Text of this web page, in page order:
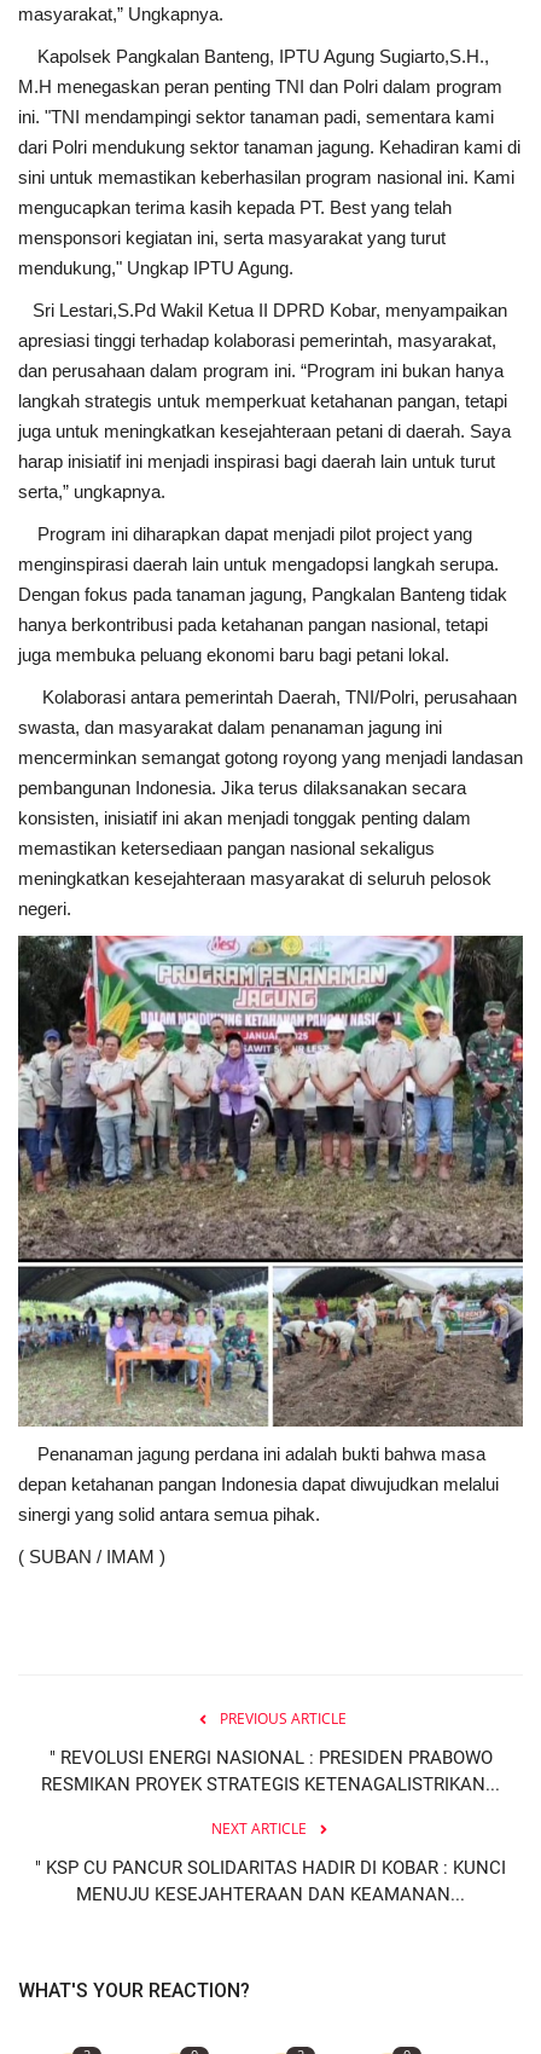
masyarakat,” Ungkapnya.
Kapolsek Pangkalan Banteng, IPTU Agung Sugiarto,S.H.,
M.H menegaskan peran penting TNI dan Polri dalam program
ini. "TNI mendampingi sektor tanaman padi, sementara kami
dari Polri mendukung sektor tanaman jagung. Kehadiran kami di
sini untuk memastikan keberhasilan program nasional ini. Kami
mengucapkan terima kasih kepada PT. Best yang telah
mensponsori kegiatan ini, serta masyarakat yang turut
mendukung," Ungkap IPTU Agung.
Sri Lestari,S.Pd Wakil Ketua II DPRD Kobar, menyampaikan
apresiasi tinggi terhadap kolaborasi pemerintah, masyarakat,
dan perusahaan dalam program ini. “Program ini bukan hanya
langkah strategis untuk memperkuat ketahanan pangan, tetapi
juga untuk meningkatkan kesejahteraan petani di daerah. Saya
harap inisiatif ini menjadi inspirasi bagi daerah lain untuk turut
serta,” ungkapnya.
Program ini diharapkan dapat menjadi pilot project yang
menginspirasi daerah lain untuk mengadopsi langkah serupa.
Dengan fokus pada tanaman jagung, Pangkalan Banteng tidak
hanya berkontribusi pada ketahanan pangan nasional, tetapi
juga membuka peluang ekonomi baru bagi petani lokal.
Kolaborasi antara pemerintah Daerah, TNI/Polri, perusahaan
swasta, dan masyarakat dalam penanaman jagung ini
mencerminkan semangat gotong royong yang menjadi landasan
pembangunan Indonesia. Jika terus dilaksanakan secara
konsisten, inisiatif ini akan menjadi tonggak penting dalam
memastikan ketersediaan pangan nasional sekaligus
meningkatkan kesejahteraan masyarakat di seluruh pelosok
negeri.
Penanaman jagung perdana ini adalah bukti bahwa masa
depan ketahanan pangan Indonesia dapat diwujudkan melalui
sinergi yang solid antara semua pihak.
( SUBAN / IMAM )
PREVIOUS ARTICLE
" REVOLUSI ENERGI NASIONAL : PRESIDEN PRABOWO
RESMIKAN PROYEK STRATEGIS KETENAGALISTRIKAN...
NEXT ARTICLE
" KSP CU PANCUR SOLIDARITAS HADIR DI KOBAR : KUNCI
MENUJU KESEJAHTERAAN DAN KEAMANAN...
WHAT'S YOUR REACTION?